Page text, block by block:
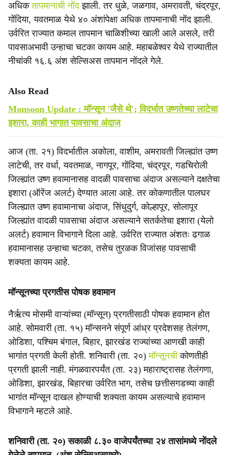
अधिकतापमानाची नोंदझाली. तर धुळे, जळगाव, अमरावती, चंद्रपूर,
‎गोंदिया, यवतमाळ येथे ४० अंशांपेक्षा अधिक तापमानाची नोंद झाली.
उर्वरित राज्यात कमाल तापमान चाळिशीच्या खाली आले असले, तरी
पावसाअभावी उन्हाचा चटका कायम आहे. महाबळेश्वर येथे राज्यातील
नीचांकी १६.६ अंश सेल्सिअस तापमान नोंदले गेले.
Also Read
Monsoon Update : मॉन्सून 'जैसे थे'; विदर्भात उष्णतेच्या लाटेचा
इशारा, काही भागात पावसाचा अंदाज
आज (ता. २१) विदर्भातील अकोला, वाशीम, अमरावती जिल्ह्यांत उष्ण
लाटेची, तर वर्धा, यवतमाळ, नागपूर, गोंदिया, चंद्रपूर, गडचिरोली
जिल्ह्यांत उष्ण हवामानासह वादळी पावसाचा अंदाज असल्याने दक्षतेचा
इशारा (ऑरेंज अलर्ट) देण्यात आला आहे. तर कोकणातील पालघर
जिल्ह्यात उष्ण हवामानाचा अंदाज, सिंधुदुर्ग, कोल्हापूर, सोलापूर
जिल्ह्यांत वादळी पावसाचा अंदाज असल्याने सतर्कतेचा इशारा (येलो
अलर्ट) हवामान विभागाने दिला आहे. उर्वरित राज्यात अंशतः ढगाळ
हवामानासह उन्हाचा चटका, तसेच तुरळक विजांसह पावसाची
शक्यता कायम आहे.
मॉन्सूनच्या प्रगतीस पोषक हवामान
नैर्ऋत्य मोसमी वाऱ्यांच्या (मॉन्सून) प्रगतीसाठी पोषक हवामान होत
आहे. सोमवारी (ता. १५) मॉन्सनने संपूर्ण आंध्र प्रदेशसह तेलंगण,
ओडिशा, पश्चिम बंगाल, बिहार, झारखंड राज्यांच्या आणखी काही
भागांत प्रगती केली होती. शनिवारी (ता. २०)मॉन्सूनचीकोणतीही
प्रगती झाली नाही. मंगळवारपर्यंत (ता. २३) महाराष्ट्रासह तेलंगणा,
ओडिशा, झारखंड, बिहारचा उर्वरित भाग, तसेच छत्तीसगडच्या काही
भागांत मॉन्सून दाखल होण्याची शक्यता कायम असल्याचे हवामान
विभागाने म्हटले आहे.
शनिवारी (ता. २०) सकाळी ८.३० वाजेपर्यंतच्या २४ तासांमध्ये नोंदले